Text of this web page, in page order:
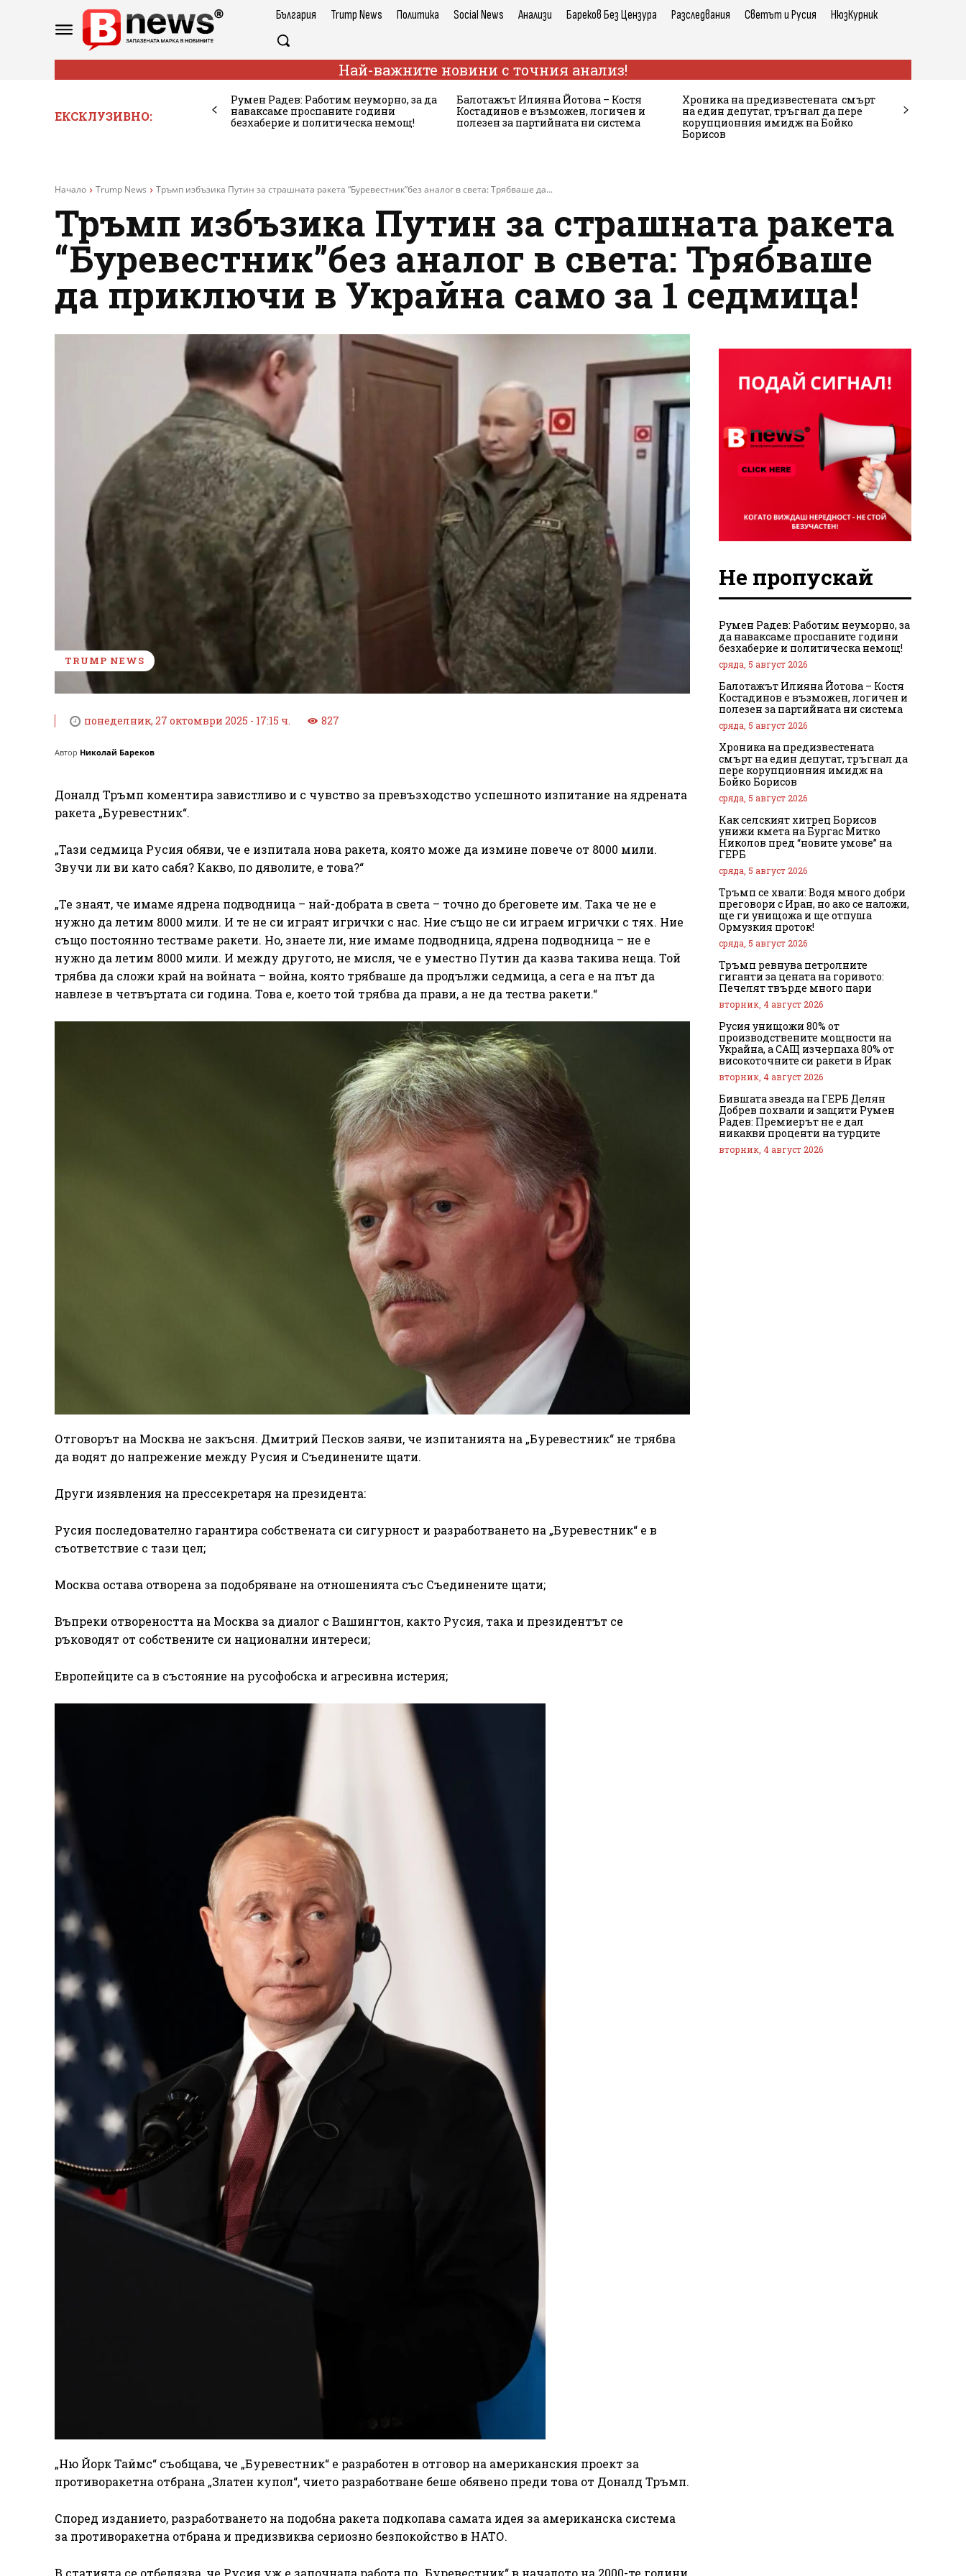
България Trump News Политика Social News Анализи Бареков Без Цензура Разследвания Светът и Русия НюзКурник
Най-важните новини с точния анализ!
ЕКСКЛУЗИВНО:
Румен Радев: Работим неуморно, за да
наваксаме проспаните години
безхаберие и политическа немощ!
Балотажът Илияна Йотова – Костя
Костадинов е възможен, логичен и
полезен за партийната ни система
Хроника на предизвестената смърт
на един депутат, тръгнал да пере
корупционния имидж на Бойко
Борисов
Начало Trump News Тръмп избъзика Путин за страшната ракета “Буревестник”без аналог в света: Трябваше да...
Тръмп избъзика Путин за страшната ракета
“Буревестник”без аналог в света: Трябваше
да приключи в Украйна само за 1 седмица!
TRUMP NEWS
понеделник, 27 октомври 2025 - 17:15 ч. 827
Автор Николай Бареков
Доналд Тръмп коментира завистливо и с чувство за превъзходство успешното изпитание на ядрената
ракета „Буревестник“.
„Тази седмица Русия обяви, че е изпитала нова ракета, която може да измине повече от 8000 мили.
Звучи ли ви като сабя? Какво, по дяволите, е това?“
„Те знаят, че имаме ядрена подводница – най-добрата в света – точно до бреговете им. Така че не е
нужно да летим 8000 мили. И те не си играят игрички с нас. Ние също не си играем игрички с тях. Ние
също постоянно тестваме ракети. Но, знаете ли, ние имаме подводница, ядрена подводница – не е
нужно да летим 8000 мили. И между другото, не мисля, че е уместно Путин да казва такива неща. Той
трябва да сложи край на войната – война, която трябваше да продължи седмица, а сега е на път да
навлезе в четвъртата си година. Това е, което той трябва да прави, а не да тества ракети.“
Отговорът на Москва не закъсня. Дмитрий Песков заяви, че изпитанията на „Буревестник“ не трябва
да водят до напрежение между Русия и Съединените щати.
Други изявления на прессекретаря на президента:
Русия последователно гарантира собствената си сигурност и разработването на „Буревестник“ е в
съответствие с тази цел;
Москва остава отворена за подобряване на отношенията със Съединените щати;
Въпреки отвореността на Москва за диалог с Вашингтон, както Русия, така и президентът се
ръководят от собствените си национални интереси;
Европейците са в състояние на русофобска и агресивна истерия;
„Ню Йорк Таймс“ съобщава, че „Буревестник“ е разработен в отговор на американския проект за
противоракетна отбрана „Златен купол“, чието разработване беше обявено преди това от Доналд Тръмп.
Според изданието, разработването на подобна ракета подкопава самата идея за американска система
за противоракетна отбрана и предизвиква сериозно безпокойство в НАТО.
В статията се отбелязва, че Русия уж е започнала работа по „Буревестник“ в началото на 2000-те години,
Не пропускай
Румен Радев: Работим неуморно, за
да наваксаме проспаните години
безхаберие и политическа немощ!
сряда, 5 август 2026
Балотажът Илияна Йотова – Костя
Костадинов е възможен, логичен и
полезен за партийната ни система
сряда, 5 август 2026
Хроника на предизвестената
смърт на един депутат, тръгнал да
пере корупционния имидж на
Бойко Борисов
сряда, 5 август 2026
Как селският хитрец Борисов
унижи кмета на Бургас Митко
Николов пред “новите умове” на
ГЕРБ
сряда, 5 август 2026
Тръмп се хвали: Водя много добри
преговори с Иран, но ако се наложи,
ще ги унищожа и ще отпуша
Ормузкия проток!
сряда, 5 август 2026
Тръмп ревнува петролните
гиганти за цената на горивото:
Печелят твърде много пари
вторник, 4 август 2026
Русия унищожи 80% от
производствените мощности на
Украйна, а САЩ изчерпаха 80% от
високоточните си ракети в Ирак
вторник, 4 август 2026
Бившата звезда на ГЕРБ Делян
Добрев похвали и защити Румен
Радев: Премиерът не е дал
никакви проценти на турците
вторник, 4 август 2026